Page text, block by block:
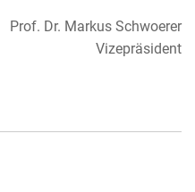
Prof. Dr. Markus Schwoerer
Vizepräsident